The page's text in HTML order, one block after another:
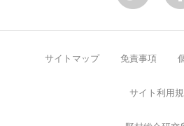
サイトマップ 免責事項
サイト利用